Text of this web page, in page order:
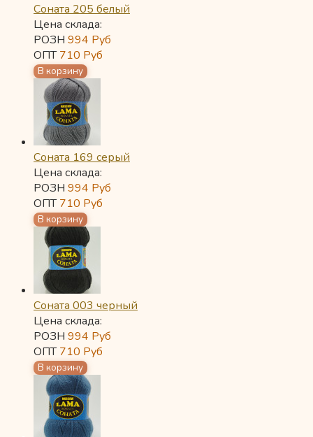
Соната 205 белый
Цена склада:
РОЗН 994 Руб
ОПТ710 Руб
Соната 169 серый
Цена склада:
РОЗН 994 Руб
ОПТ710 Руб
Соната 003 черный
Цена склада:
РОЗН 994 Руб
ОПТ710 Руб